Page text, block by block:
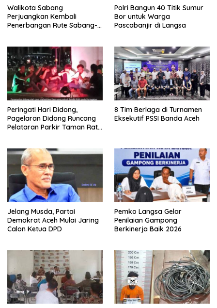
Walikota Sabang
Perjuangkan Kembali
Penerbangan Rute Sabang-
Polri Bangun 40 Titik Sumur
Bor untuk Warga
Pascabanjir di Langsa
Peringati Hari Didong,
Pagelaran Didong Runcang
Pelataran Parkir Taman Ratu
8 Tim Berlaga di Turnamen
Eksekutif PSSI Banda Aceh
Jelang Musda, Partai
Demokrat Aceh Mulai Jaring
Calon Ketua DPD
Pemko Langsa Gelar
Penilaian Gampong
Berkinerja Baik 2026